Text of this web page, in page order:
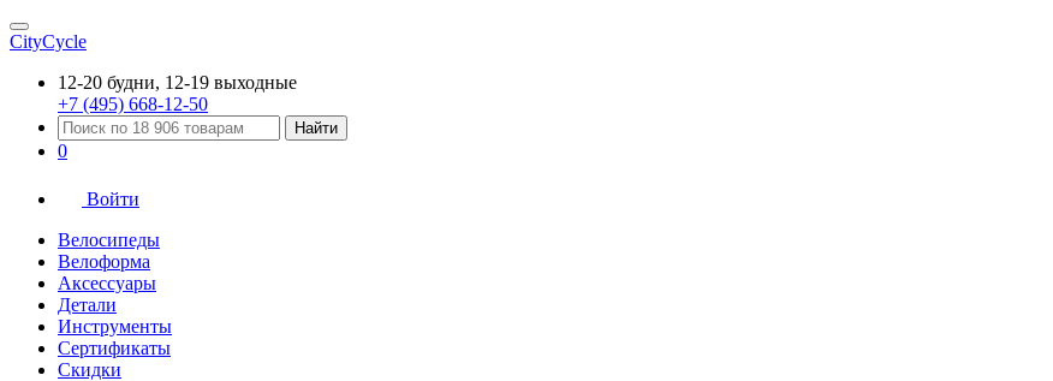
CityCycle
12-20 будни, 12-19 выходные
+7 (495) 668-12-50
Найти
0
Войти
Велосипеды
Велоформа
Аксессуары
Детали
Инструменты
Сертификаты
Скидки